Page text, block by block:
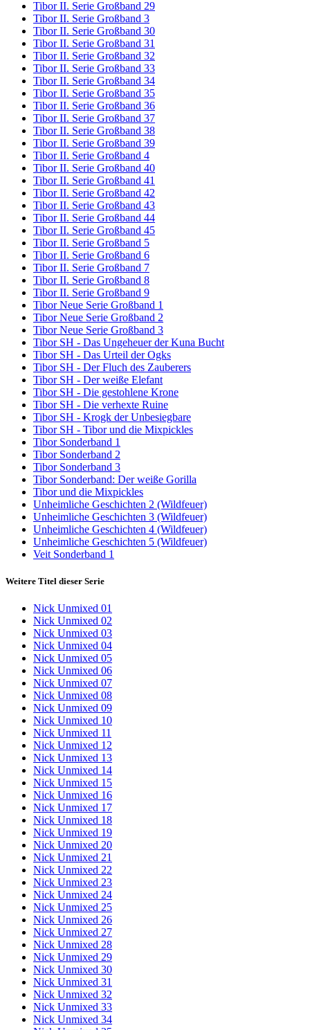
Tibor II. Serie Großband 29
Tibor II. Serie Großband 3
Tibor II. Serie Großband 30
Tibor II. Serie Großband 31
Tibor II. Serie Großband 32
Tibor II. Serie Großband 33
Tibor II. Serie Großband 34
Tibor II. Serie Großband 35
Tibor II. Serie Großband 36
Tibor II. Serie Großband 37
Tibor II. Serie Großband 38
Tibor II. Serie Großband 39
Tibor II. Serie Großband 4
Tibor II. Serie Großband 40
Tibor II. Serie Großband 41
Tibor II. Serie Großband 42
Tibor II. Serie Großband 43
Tibor II. Serie Großband 44
Tibor II. Serie Großband 45
Tibor II. Serie Großband 5
Tibor II. Serie Großband 6
Tibor II. Serie Großband 7
Tibor II. Serie Großband 8
Tibor II. Serie Großband 9
Tibor Neue Serie Großband 1
Tibor Neue Serie Großband 2
Tibor Neue Serie Großband 3
Tibor SH - Das Ungeheuer der Kuna Bucht
Tibor SH - Das Urteil der Ogks
Tibor SH - Der Fluch des Zauberers
Tibor SH - Der weiße Elefant
Tibor SH - Die gestohlene Krone
Tibor SH - Die verhexte Ruine
Tibor SH - Krogk der Unbesiegbare
Tibor SH - Tibor und die Mixpickles
Tibor Sonderband 1
Tibor Sonderband 2
Tibor Sonderband 3
Tibor Sonderband: Der weiße Gorilla
Tibor und die Mixpickles
Unheimliche Geschichten 2 (Wildfeuer)
Unheimliche Geschichten 3 (Wildfeuer)
Unheimliche Geschichten 4 (Wildfeuer)
Unheimliche Geschichten 5 (Wildfeuer)
Veit Sonderband 1
Weitere Titel dieser Serie
Nick Unmixed 01
Nick Unmixed 02
Nick Unmixed 03
Nick Unmixed 04
Nick Unmixed 05
Nick Unmixed 06
Nick Unmixed 07
Nick Unmixed 08
Nick Unmixed 09
Nick Unmixed 10
Nick Unmixed 11
Nick Unmixed 12
Nick Unmixed 13
Nick Unmixed 14
Nick Unmixed 15
Nick Unmixed 16
Nick Unmixed 17
Nick Unmixed 18
Nick Unmixed 19
Nick Unmixed 20
Nick Unmixed 21
Nick Unmixed 22
Nick Unmixed 23
Nick Unmixed 24
Nick Unmixed 25
Nick Unmixed 26
Nick Unmixed 27
Nick Unmixed 28
Nick Unmixed 29
Nick Unmixed 30
Nick Unmixed 31
Nick Unmixed 32
Nick Unmixed 33
Nick Unmixed 34